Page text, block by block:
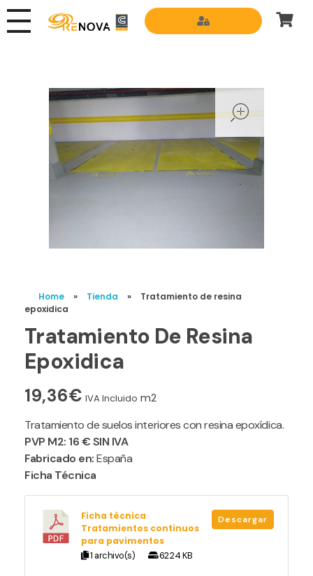
Home » Tienda »
Tratamiento de resina
epoxidica
Tratamiento De Resina
Epoxidica
19,36€ IVA Incluido m2
Tratamiento de suelos interiores con resina epoxídica.
PVP M2: 16 € SIN IVA
Fabricado en:España
Ficha Técnica
Ficha técnica
Tratamientos continuos
para pavimentos
1 archivo(s)
62.24 KB
Descargar